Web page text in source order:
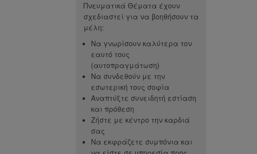
αφαιρούν τις μάσκες που
έχουν οι άνθρωποι για να
φτάσουν στην πραγματική
πρόσωπο με αυτό που είναι -
η αυθεντικότητα μπορεί να
λάμψει μέσα από αυτό, αλλά
“Ενσυναίσθηση και
συμπόνια... αυτή είναι η
θέμα εξερευνάται στο CC.
Βλέποντας την ανάπτυξη σε
μένα, την ομάδα και τα μέλη
στο σύνολό τους ήταν πολύ
εμπνευσμένα και
επιβεβαίωσαν ότι αυτό είναι
ένα όμορφο και σημαντικό
έργο που κάνουμε όλοι μας.”
– Carolyn K, Συντονίστρια
Πνευματικά Θέματα έχουν
σχεδιαστεί για να βοηθήσουν τα
μέλη:
Να γνωρίσουν καλύτερα τον
εαυτό τους
(αυτοπραγμάτωση)
Να συνδεθούν με την
εσωτερική τους σοφία
Αναπτύξτε συνειδητή εστίαση
και πρόθεση
Ζήστε με κέντρο την καρδιά
σας
Να εκφράζετε συμπόνια και